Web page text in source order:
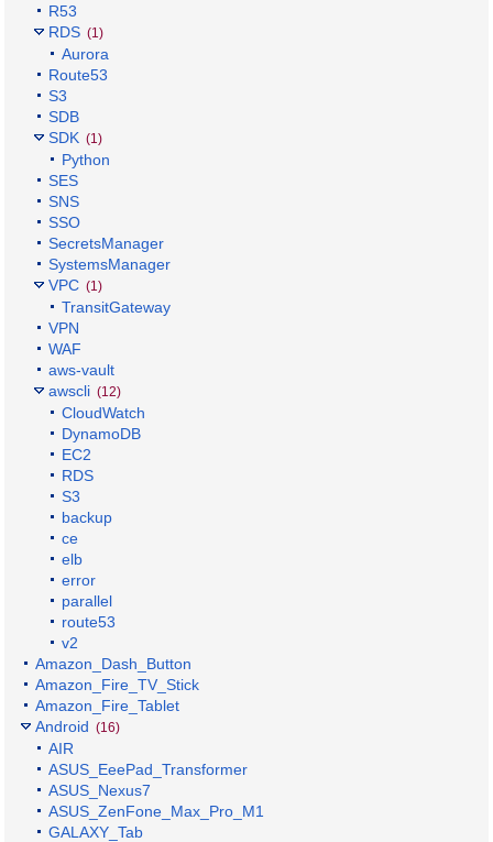
R53
RDS (1)
Aurora
Route53
S3
SDB
SDK (1)
Python
SES
SNS
SSO
SecretsManager
SystemsManager
VPC (1)
TransitGateway
VPN
WAF
aws-vault
awscli (12)
CloudWatch
DynamoDB
EC2
RDS
S3
backup
ce
elb
error
parallel
route53
v2
Amazon_Dash_Button
Amazon_Fire_TV_Stick
Amazon_Fire_Tablet
Android (16)
AIR
ASUS_EeePad_Transformer
ASUS_Nexus7
ASUS_ZenFone_Max_Pro_M1
GALAXY_Tab